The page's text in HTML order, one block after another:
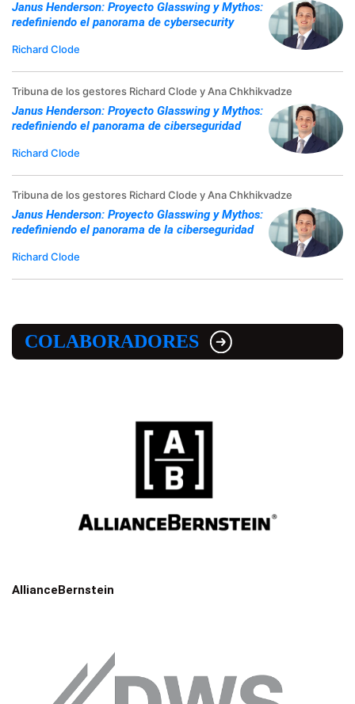
Janus Henderson: Proyecto Glasswing y Mythos:
redefiniendo el panorama de cybersecurity
Richard Clode
Tribuna de los gestores Richard Clode y Ana Chkhikvadze
Janus Henderson: Proyecto Glasswing y Mythos:
redefiniendo el panorama de ciberseguridad
Richard Clode
Tribuna de los gestores Richard Clode y Ana Chkhikvadze
Janus Henderson: Proyecto Glasswing y Mythos:
redefiniendo el panorama de la ciberseguridad
Richard Clode
COLABORADORES
AllianceBernstein